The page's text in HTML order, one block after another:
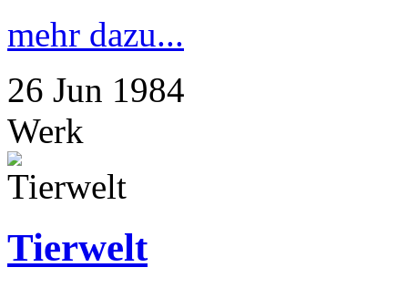
mehr dazu...
26 Jun 1984
Werk
Tierwelt